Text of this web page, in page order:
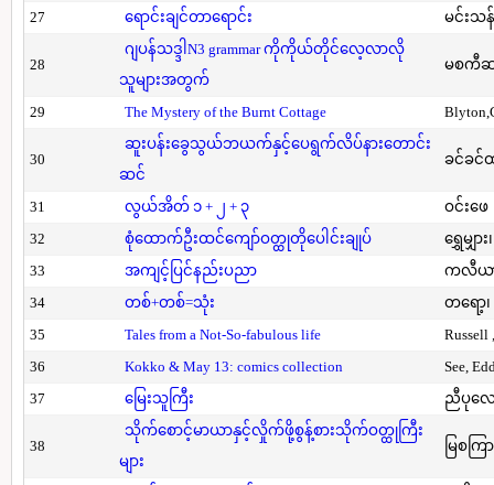
27
ရောင်းချင်တာရောင်း မင်းသ
28
ဂျပန်သဒ္ဒါN3 grammar ကိုကိုယ်တိုင်လေ့လာလို
သူများအတွက်
မစကီ
29 The Mystery of the Burnt Cottage
30
ဆူးပန်းခွေသွယ်ဘယက်နှင့်ပေရွက်လိပ်နားတောင်း
ဆင်
ခင်ခင်
31 လွယ်အိတ် ၁ + ၂ + ၃
ဝင်းဖေ
32
စုံထောက်ဦးထင်ကျော်ဝတ္ထုတိုပေါင်းချုပ်
ရွှေမျှား
33
အကျင့်ပြင်နည်းပညာ
ကလီယာ
34
တစ်+တစ်=သုံး
တရော့၊
35
Tales from a Not-So-fabulous life
Russell
36
Kokko & May 13: comics collection
See,
37
မြေးသူကြီး ညီပုလေ
38
သိုက်စောင့်မာယာနှင့်လှိုက်ဖို့စွန့်စားသိုက်ဝတ္ထုကြီး
များ
မြစကြာ